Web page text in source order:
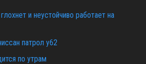
и неустойчиво работает на
патрол y62
по утрам